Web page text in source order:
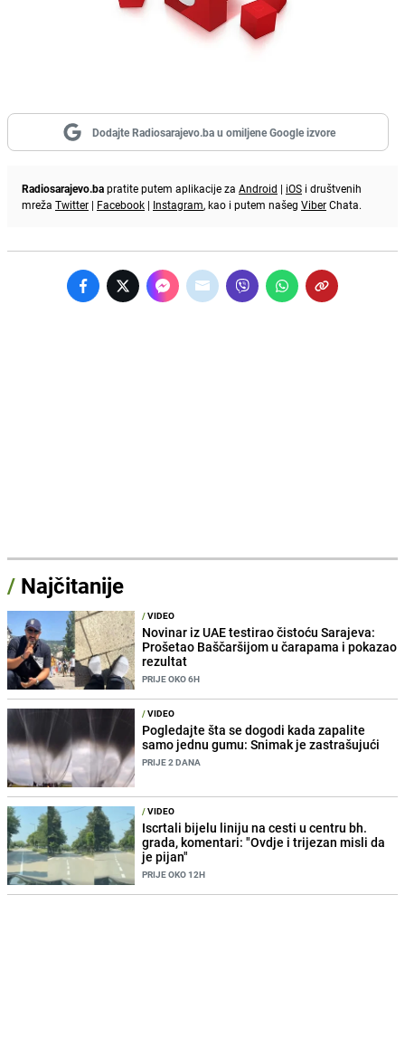
Dodajte Radiosarajevo.ba u omiljene Google izvore
Radiosarajevo.bapratite putem aplikacije za Android | iOS i društvenih
mreža Twitter | Facebook | Instagram, kao i putem našeg ViberChata.
/ Najčitanije
/VIDEO
Novinar iz UAE testirao čistoću Sarajeva:
Prošetao Baščaršijom u čarapama i pokazao
rezultat
PRIJE OKO 6H
/VIDEO
Pogledajte šta se dogodi kada zapalite
samo jednu gumu: Snimak je zastrašujući
PRIJE 2 DANA
/VIDEO
Iscrtali bijelu liniju na cesti u centru bh.
grada, komentari: "Ovdje i trijezan misli da
je pijan"
PRIJE OKO 12H